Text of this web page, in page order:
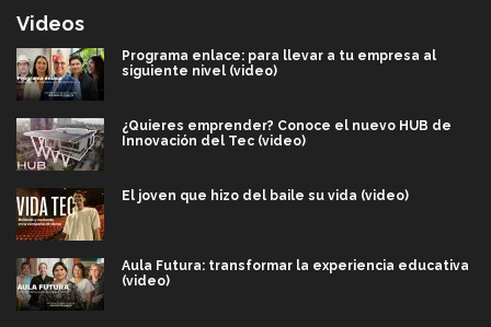
Videos
Programa enlace: para llevar a tu empresa al
siguiente nivel (video)
¿Quieres emprender? Conoce el nuevo HUB de
Innovación del Tec (video)
El joven que hizo del baile su vida (video)
Aula Futura: transformar la experiencia educativa
(video)